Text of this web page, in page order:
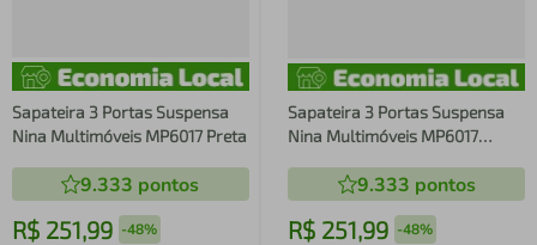
Sapateira 3 Portas Suspensa
Nina Multimóveis MP6017 Preta
9.333 pontos
R$ 251,99 -48%
Sapateira 3 Portas Suspensa
Nina Multimóveis MP6017
9.333 pontos
R$ 251,99 -48%